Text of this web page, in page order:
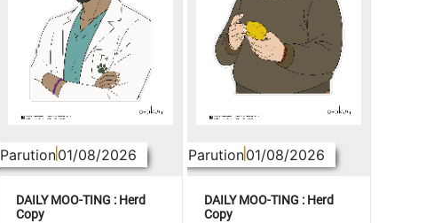
Parution01/08/2026
DAILY MOO-TING : Herd
Copy
Parution01/08/2026
DAILY MOO-TING : Herd
Copy